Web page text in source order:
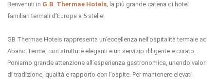
Benvenuti in G.B. Thermae Hotels, la più grande catena di hotel
familiari termali d’Europa a 5 stelle!
GB Thermae Hotels rappresenta un’eccellenza nell’ospitalità termale ad
Abano Terme, con strutture eleganti e un servizio diligente e curato.
Poniamo grande attenzione all’esperienza gastronomica, unendo valori
di tradizione, qualità e rapporto con l’ospite. Per mantenere elevati